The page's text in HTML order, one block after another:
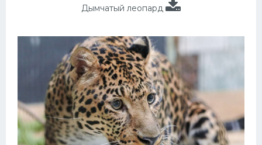
Дымчатый леопард